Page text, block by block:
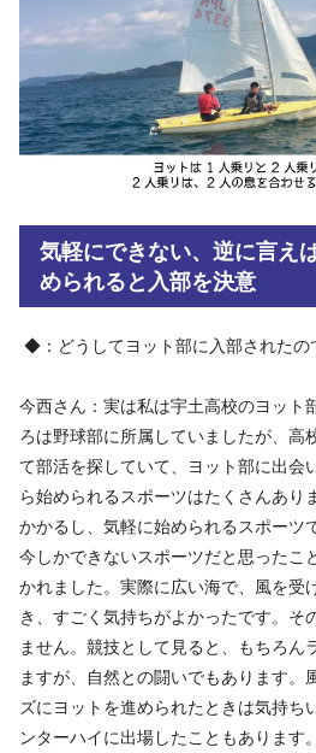
気軽にできない、逆に言え
められると入部を決意
◆：どうしてヨット部に入部されたの
今西さん：実は私は宇土高校のヨット
ろは野球部に所属していましたが、高
て部活を探していて、ヨット部に出会
ら始められるスポーツはたくさんあり
かかるし、気軽に始められるスポーツ
今しかできないスポーツだと思ったこ
かれました。実際に広い海で、風を受
き、すごく気持ちがよかったです。そ
ません。競技として見ると、もちろん
ますが、自然との闘いでもあります。
ズにヨットを進められたときは気持ち
ンターハイに出場したこともあります。